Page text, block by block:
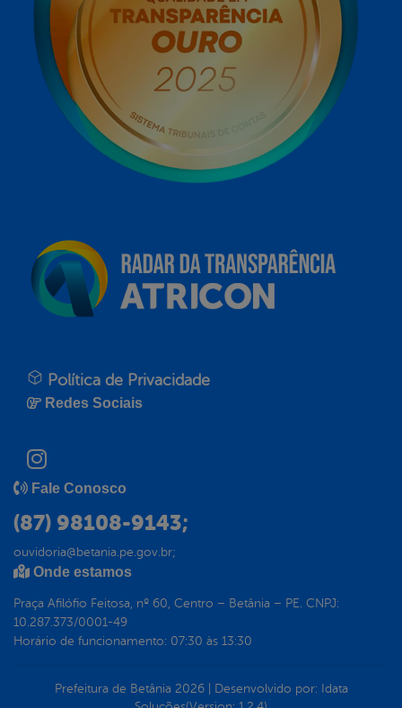
Política de Privacidade
Redes Sociais
Fale Conosco
(87) 98108-9143;
ouvidoria@betania.pe.gov.br;
Onde estamos
Praça Afilófio Feitosa, nº 60, Centro – Betânia – PE. CNPJ:
10.287.373/0001-49
Horário de funcionamento: 07:30 às 13:30
Prefeitura de Betânia 2026| Desenvolvido por: Idata